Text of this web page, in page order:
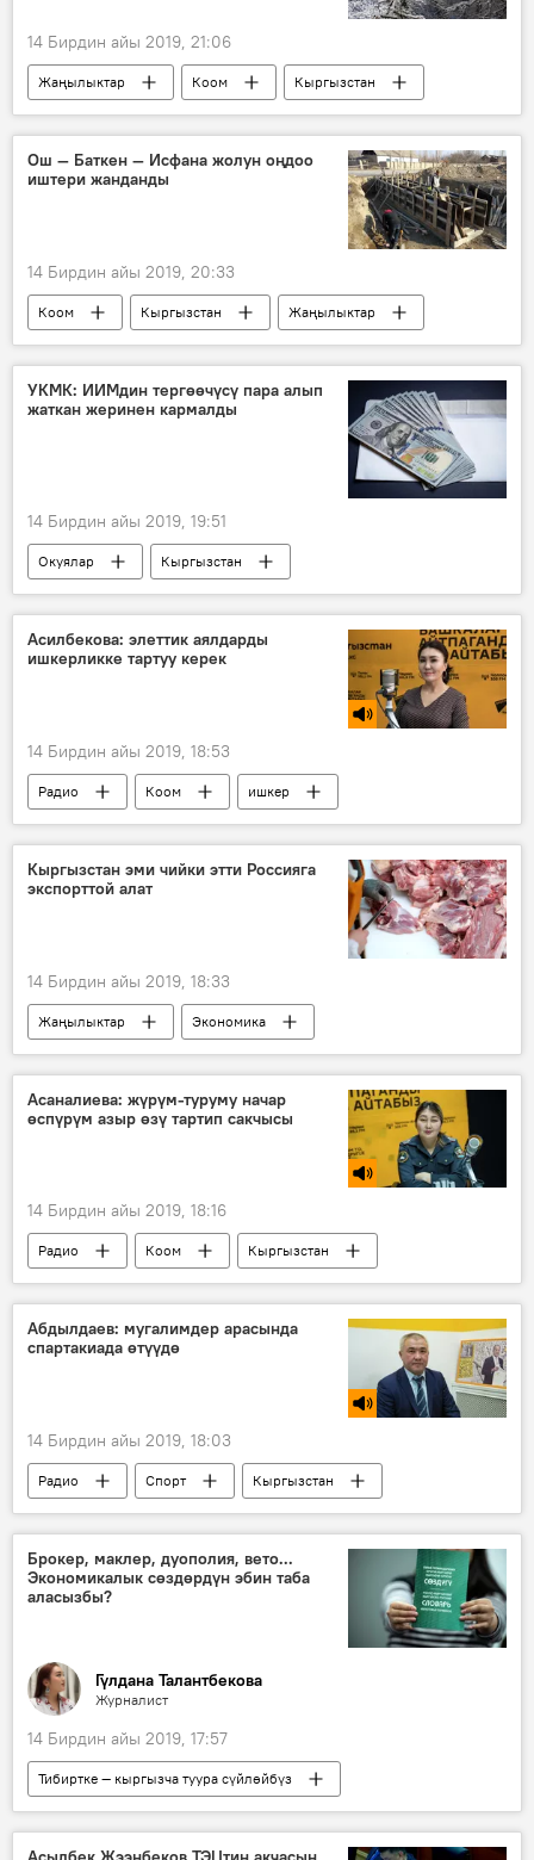
14 Бирдин айы 2019, 21:06
Жаңылыктар Коом
Кыргызстан
аба ырайы
Ош — Баткен — Исфана жолун оңдоо
иштери жанданды
14 Бирдин айы 2019, 20:33
Коом Кыргызстан
Жаңылыктар
жол
реконструкция
УКМК: ИИМдин тергөөчүсү пара алып
жаткан жеринен кармалды
14 Бирдин айы 2019, 19:51
Окуялар
Кыргызстан
Жаңылыктар
УКМК
пара
милиция
кылмыш
Асилбекова: элеттик аялдарды
ишкерликке тартуу керек
14 Бирдин айы 2019, 18:53
Радио Коом
ишкер
айым
бизнес
курак
айымдары
форум
Кыргызстан эми чийки этти Россияга
экспорттой алат
14 Бирдин айы 2019, 18:33
Жаңылыктар
Экономика
Кыргызстан
Дүйнөдө
экспорт
Россия
Асаналиева: жүрүм-туруму начар
өспүрүм азыр өзү тартип сакчысы
14 Бирдин айы 2019, 18:16
Радио Коом
Кыргызстан
инспекция
өспүрүм
тартип
жоопкерчилик
Абдылдаев: мугалимдер арасында
спартакиада өтүүдө
14 Бирдин айы 2019, 18:03
Радио Спорт
Кыргызстан
спартакиада
ынтымак
ден соолук
Брокер, маклер, дуополия, вето...
Экономикалык сөздөрдүн эбин таба
аласызбы?
Гүлдана Талантбекова
Журналист
14 Бирдин айы 2019, 17:57
Тибиртке — кыргызча туура сүйлөйбүз
Жаңылыктар
Коом
Кыргызстан
Маданият
тибиртке